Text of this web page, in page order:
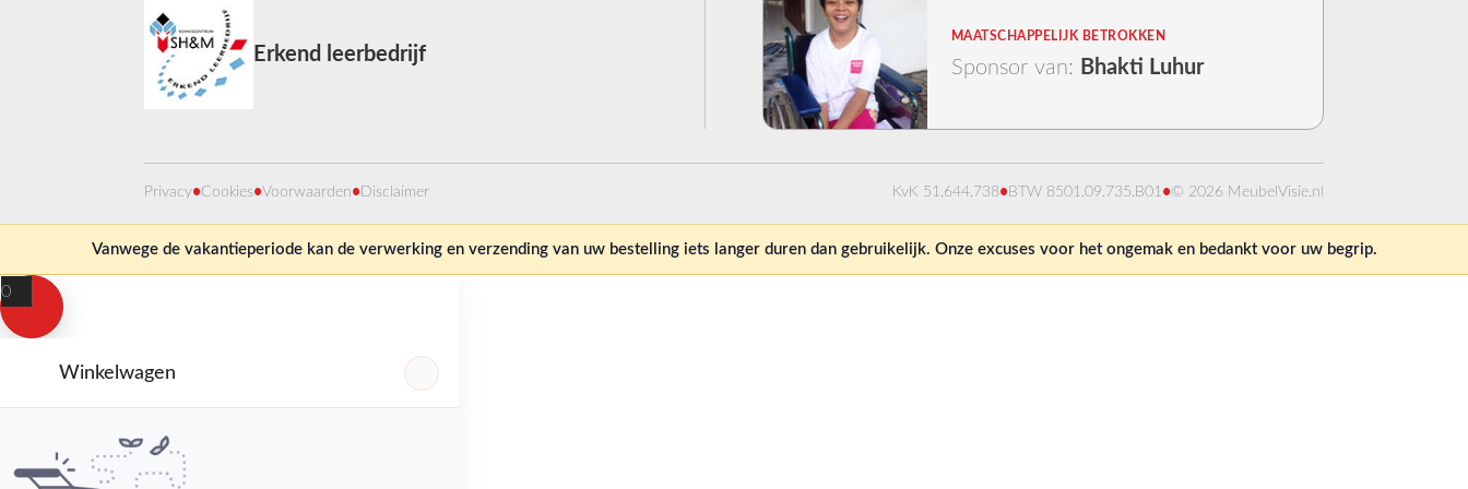
Erkend leerbedrijf
MAATSCHAPPELIJK BETROKKEN
Sponsor van: Bhakti Luhur
Privacy•Cookies•Voorwaarden• Disclaimer KvK 51.644.738• BTW 8501.09.735.B01•© 2026 MeubelVisie.nl
Vanwege de vakantieperiode kan de verwerking en verzending van uw bestelling iets langer duren dan gebruikelijk. Onze excuses voor het ongemak en bedankt voor uw begrip.
0
Winkelwagen